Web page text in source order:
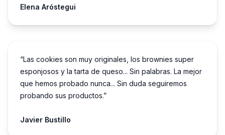
Elena Aróstegui
“Las cookies son muy originales, los brownies super
esponjosos y la tarta de queso... Sin palabras. La mejor
que hemos probado nunca... Sin duda seguiremos
probando sus productos.”
Javier Bustillo